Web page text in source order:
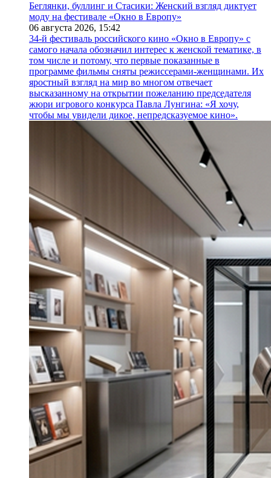
Беглянки, буллинг и Стасики: Женский взгляд диктует
моду на фестивале «Окно в Европу»
06 августа 2026, 15:42
34-й фестиваль российского кино «Окно в Европу» с
самого начала обозначил интерес к женской тематике, в
том числе и потому, что первые показанные в
программе фильмы сняты режиссерами-женщинами. Их
яростный взгляд на мир во многом отвечает
высказанному на открытии пожеланию председателя
жюри игрового конкурса Павла Лунгина: «Я хочу,
чтобы мы увидели дикое, непредсказуемое кино».